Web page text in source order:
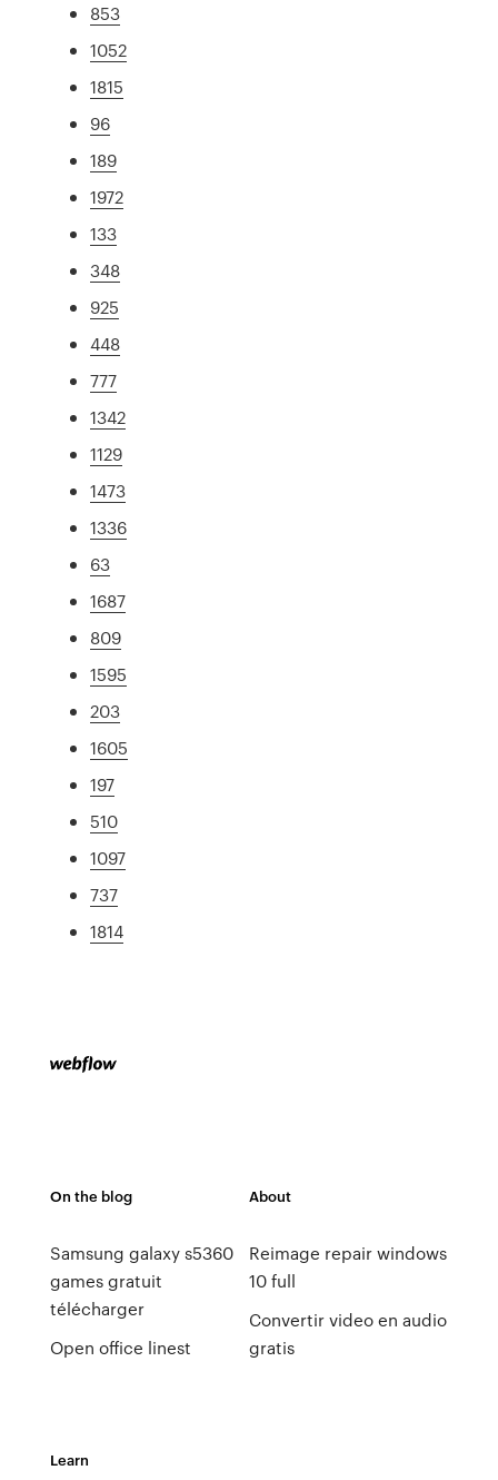
853
1052
1815
96
189
1972
133
348
925
448
777
1342
1129
1473
1336
63
1687
809
1595
203
1605
197
510
1097
737
1814
On the blog
Samsung galaxy s5360
games gratuit
télécharger
Open office linest
About
Reimage repair windows
10 full
Convertir video en audio
gratis
Learn